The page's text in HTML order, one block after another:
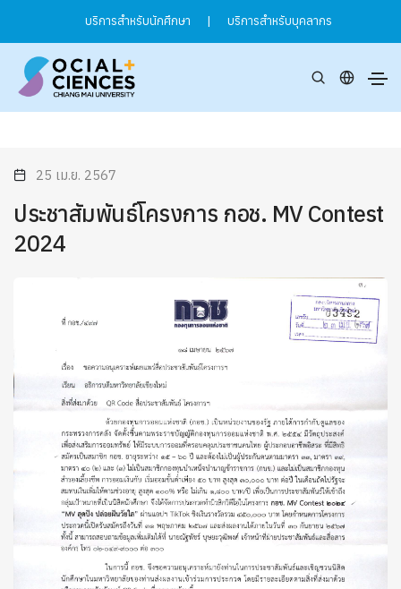
บริการสำหรับนักศึกษา | บริการสำหรับบุคลากร
25 เม.ย. 2567
ประชาสัมพันธ์โครงการ กอช. MV Contest
2024